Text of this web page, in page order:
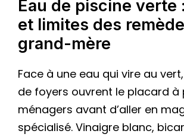
Eau de piscine verte
et limites des
grand-mère
Face à une eau qui vire au
de foyers ouvrent le placard à
ménagers avant d’aller en
spécialisé. Vinaigre blanc,